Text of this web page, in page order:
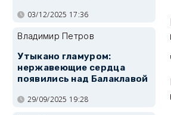
03/12/2025 17:36
Владимир Петров
Утыкано гламуром:
нержавеющие сердца
появились над Балаклавой
29/09/2025 19:28